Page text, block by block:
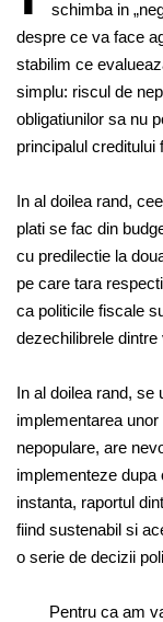
schimba in
despre ce va face
stabilim ce
simplu: riscul de
obligatiunilor sa nu
principalul creditului
In al doilea rand,
plati se fac din
cu predilectie la
pe care tara
ca politicile fiscale
dezechilibrele dintre
In al doilea rand, se
implementarea
nepopulare, are
implementeze dupa
instanta, raportul
fiind sustenabil si
o serie de decizii
Pentru ca am